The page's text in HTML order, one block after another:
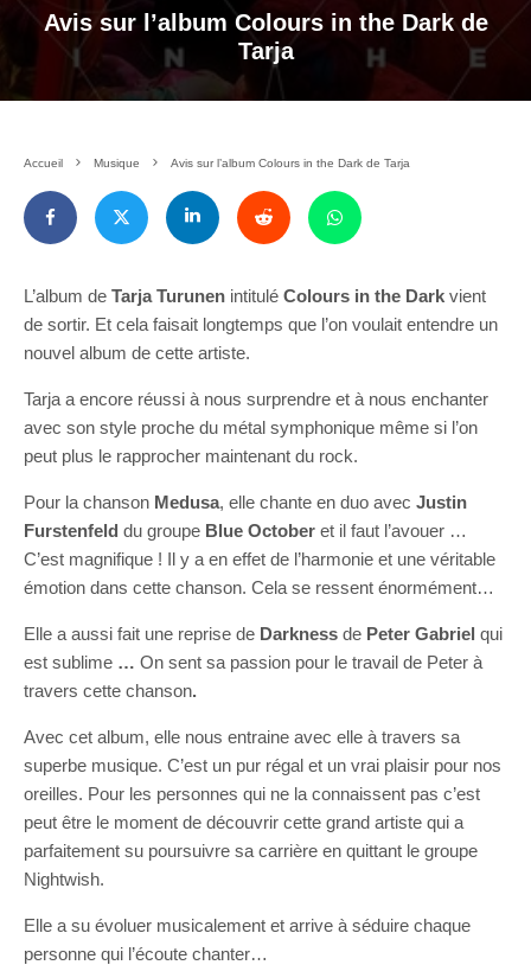
Avis sur l’album Colours in the Dark de
Tarja
Accueil Musique Avis sur l’album Colours in the Dark de Tarja
L’album de Tarja Turunen intitulé Colours in the Dark vient
de sortir. Et cela faisait longtemps que l’on voulait entendre un
nouvel album de cette artiste.
Tarja a encore réussi à nous surprendre et à nous enchanter
avec son style proche du métal symphonique même si l’on
peut plus le rapprocher maintenant du rock.
Pour la chanson Medusa, elle chante en duo avec Justin
Furstenfeld du groupe Blue October et il faut l’avouer …
C’est magnifique ! Il y a en effet de l’harmonie et une véritable
émotion dans cette chanson. Cela se ressent énormément…
Elle a aussi fait une reprise de Darkness de Peter Gabriel qui
est sublime … On sent sa passion pour le travail de Peter à
travers cette chanson.
Avec cet album, elle nous entraine avec elle à travers sa
superbe musique. C’est un pur régal et un vrai plaisir pour nos
oreilles. Pour les personnes qui ne la connaissent pas c’est
peut être le moment de découvrir cette grand artiste qui a
parfaitement su poursuivre sa carrière en quittant le groupe
Nightwish.
Elle a su évoluer musicalement et arrive à séduire chaque
personne qui l’écoute chanter…